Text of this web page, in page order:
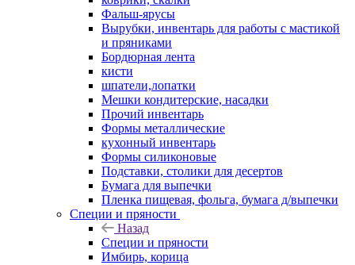
Фальш-ярусы
Вырубки, инвентарь для работы с мастикой
и пряниками
Бордюрная лента
кисти
шпатели,лопатки
Мешки кондитерские, насадки
Прочий инвентарь
Формы металлические
кухонный инвентарь
Формы силиконовые
Подставки, столики для десертов
Бумага для выпечки
Пленка пищевая, фольга, бумага д/выпечки
Специи и пряности
Назад
Специи и пряности
Имбирь, корица